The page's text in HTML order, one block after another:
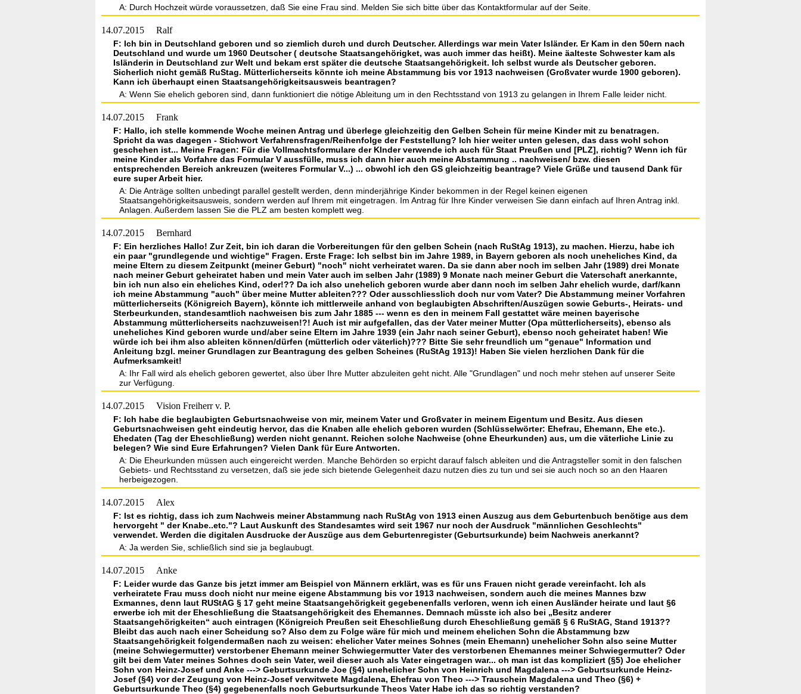
A: Durch Hochzeit würde voraussetzen, daß Sie eine Frau sind. Melden Sie sich bitte über das Kontaktformular auf der Seite.
14.07.2015 Ralf
F: Ich bin in Deutschland geboren und so ziemlich durch und durch Deutscher. Allerdings war mein Vater Isländer. Er Kam in den 50ern nach
Deutschland und wurde um 1960 Deutscher ( deutsche Staatsangehörigket, was auch immer das heißt). Meine äalteste Schwester kam als
Isländerin in Deutschland zur Welt und bekam erst später die deutsche Staatsangehörigkeit. Ich selbst wurde als Deutscher geboren.
Sicherlich nicht gemäß RuStag. Mütterlicherseits könnte ich meine Abstammung bis vor 1913 nachweisen (Großvater wurde 1900 geboren).
Kann ich überhaupt einen Staatsangehörigkeitsausweis beantragen?
A: Wenn Sie ehelich geboren sind, dann funktioniert die nötige Ableitung um in den Rechtsstand von 1913 zu gelangen in Ihrem Falle leider nicht.
14.07.2015 Frank
F: Hallo, ich stelle kommende Woche meinen Antrag und überlege gleichzeitig den Gelben Schein für meine Kinder mit zu benatragen.
Spricht da was dagegen - Stichwort Verfahrensfragen/Reihenfolge der Feststellung? Ich hier weiter unten gelesen, das dass wohl schon
geschehen ist... Meine Fragen: Für die Vollmachtsformulare der KInder verwende ich auch für Staat Preußen und [PLZ], richtig? Wenn ich für
meine Kinder als Vorfahre das Formular V aussfülle, muss ich dann hier auch meine Abstammung .. nachweisen/ bzw. diesen
entsprechenden Bereich ankreuzen (weiteres Formular V...) ... obwohl ich den GS gleichzeitig beantrage? Viele Grüße und tausend Dank für
eure super Arbeit hier.
A: Die Anträge sollten unbedingt parallel gestellt werden, denn minderjährige Kinder bekommen in der Regel keinen eigenen
Staatsangehörigkeitsausweis, sondern werden auf Ihrem mit eingetragen. Im Antrag für Ihre Kinder verweisen Sie dann einfach auf Ihren Antrag inkl.
Anlagen. Außerdem lassen Sie die PLZ am besten komplett weg.
14.07.2015 Bernhard
F: Ein herzliches Hallo! Zur Zeit, bin ich daran die Vorbereitungen für den gelben Schein (nach RuStAg 1913), zu machen. Hierzu, habe ich
ein paar "grundlegende und wichtige" Fragen. Erste Frage: Ich selbst bin im Jahre 1989, in Bayern geboren als noch uneheliches Kind, da
meine Eltern zu diesem Zeitpunkt (meiner Geburt) "noch" nicht verheiratet waren. Da sie dann aber noch im selben Jahr (1989) drei Monate
nach meiner Geburt geheiratet haben und mein Vater auch im selben Jahr (1989) 9 Monate nach meiner Geburt die Vaterschaft anerkannte,
bin ich nun also ein eheliches Kind, oder!?? Da ich also unehelich geboren wurde aber dann noch im selben Jahr ehelich wurde, darf/kann
ich meine Abstammung "auch" über meine Mutter ableiten??? Oder ausschliesslich doch nur vom Vater? Die Abstammung meiner Vorfahren
mütterlicherseits (Königreich Bayern), könnte ich mittlerweile anhand von beglaubigten Abschriften/Auszügen sowie Geburts-, Heirats- und
Sterbeurkunden, standesamtlich nachweisen bis zum Jahr 1885 --- wenn es den in meinem Fall gestattet wäre meinen bayerische
Abstammung mütterlicherseits nachzuweisen!?! Auch ist mir aufgefallen, das der Vater meiner Mutter (Opa mütterlicherseits), ebenso als
uneheliches Kind geboren wurde und/aber seine Eltern im Jahre 1939 (ein Jahr nach seiner Geburt), ebenso noch geheiratet haben! Wie
würde ich bei ihm also ableiten können/dürfen (mütterlich oder väterlich)??? Bitte Sie sehr freundlich um "genaue" Information und
Anleitung bzgl. meiner Grundlagen zur Beantragung des gelben Scheines (RuStAg 1913)! Haben Sie vielen herzlichen Dank für die
Aufmerksamkeit!
A: Ihr Fall wird als ehelich geboren gewertet, also über Ihre Mutter abzuleiten geht nicht. Alle "Grundlagen" und noch mehr stehen auf unserer Seite
zur Verfügung.
14.07.2015 Vision Freiherr v. P.
F: Ich habe die beglaubigten Geburtsnachweise von mir, meinem Vater und Großvater in meinem Eigentum und Besitz. Aus diesen
Geburtsnachweisen geht eindeutig hervor, das die Knaben alle ehelich geboren wurden (Schlüsselwörter: Ehefrau, Ehemann, Ehe etc.).
Ehedaten (Tag der Eheschließung) werden nicht genannt. Reichen solche Nachweise (ohne Eheurkunden) aus, um die väterliche Linie zu
belegen? Wie sind Eure Erfahrungen? Vielen Dank für Eure Antworten.
A: Die Eheurkunden müssen auch eingereicht werden. Manche Behörden so erpicht darauf falsch ableiten und die Antragsteller somit in den falschen
Gebiets- und Rechtsstand zu versetzen, daß sie jede sich bietende Gelegenheit dazu nutzen dies zu tun und sei sie auch noch so an den Haaren
herbeigezogen.
14.07.2015 Alex
F: Ist es richtig, dass ich zum Nachweis meiner Abstammung nach RuStAg von 1913 einen Auszug aus dem Geburtenbuch benötige aus dem
hervorgeht " der Knabe..etc."? Laut Auskunft des Standesamtes wird seit 1967 nur noch der Ausdruck "männlichen Geschlechts"
verwendet. Werden die digitalen Ausdrucke der Auszüge aus dem Geburtenregister (Geburtsurkunde) beim Nachweis anerkannt?
A: Ja werden Sie, schließlich sind sie ja beglaubugt.
14.07.2015 Anke
F: Leider wurde das Ganze bis jetzt immer am Beispiel von Männern erklärt, was es für uns Frauen nicht gerade vereinfacht. Ich als
verheiratete Frau muss doch nicht nur meine eigene Abstammung bis vor 1913 nachweisen, sondern auch die meines Mannes bzw
Exmannes, denn laut RUStAG § 17 geht meine Staatsangehörigkeit gegebenenfalls verloren, wenn ich einen Ausländer heirate und laut §6
erwerbe ich mit der Eheschließung die Staatsangehörigkeit des Ehemannes. Demnach müsste ich also bei „Besitz anderer
Staatsangehörigkeiten“ auch eintragen (Königreich Preußen seit Eheschließung durch Eheschließung gemäß § 6 RuStAG, Stand 1913??
Bleibt das auch nach einer Scheidung so? Also dem zu Folge wäre für mich und meinem ehelichen Sohn die Abstammung bzw
Staatsangehörigkeit folgendermaßen nach zu weisen: ehelicher Vater meines Sohnes (mein Ehemann) unehelicher Sohn also seine Mutter
(meine Schwiegermutter) verstorbener Ehemann meiner Schwiegermutter Vater des verstorbenen Ehemannes meiner Schwiegermutter? Oder
gilt bei dem Vater meines Sohnes doch sein Vater, weil dieser auch als Vater eingetragen war... oh man ist das kompliziert (§5) Joe ehelicher
Sohn von Heinz-Josef und Anke ---> Geburtsurkunde Joe (§4) unehelicher Sohn von Heinrich und Magdalena ---> Geburtsurkunde Heinz-
Josef (§4) vor der Zeugung von Heinz-Josef verwitwete Magdalena, Ehefrau von Theo ---> Trauschein Magdalena und Theo (§6) +
Geburtsurkunde Theo (§4) gegebenenfalls noch Geburtsurkunde Theos Vater Habe ich das so richtig verstanden?